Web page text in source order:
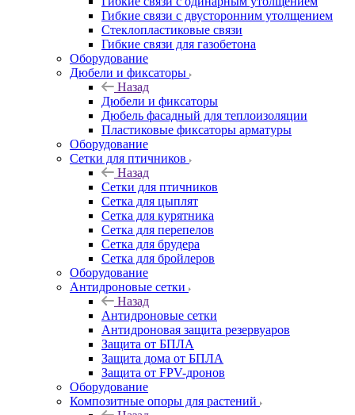
Гибкие связи с двусторонним утолщением
Стеклопластиковые связи
Гибкие связи для газобетона
Оборудование
Дюбели и фиксаторы
Назад
Дюбели и фиксаторы
Дюбель фасадный для теплоизоляции
Пластиковые фиксаторы арматуры
Оборудование
Сетки для птичников
Назад
Сетки для птичников
Сетка для цыплят
Сетка для курятника
Сетка для перепелов
Сетка для брудера
Сетка для бройлеров
Оборудование
Антидроновые сетки
Назад
Антидроновые сетки
Антидроновая защита резервуаров
Защита от БПЛА
Защита дома от БПЛА
Защита от FPV-дронов
Оборудование
Композитные опоры для растений